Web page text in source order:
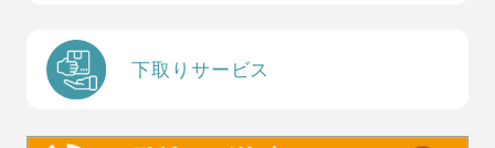
下取りサービス